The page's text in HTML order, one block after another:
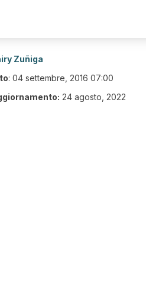
Zuñiga
: 04 settembre, 2016 07:00
24 agosto, 2022